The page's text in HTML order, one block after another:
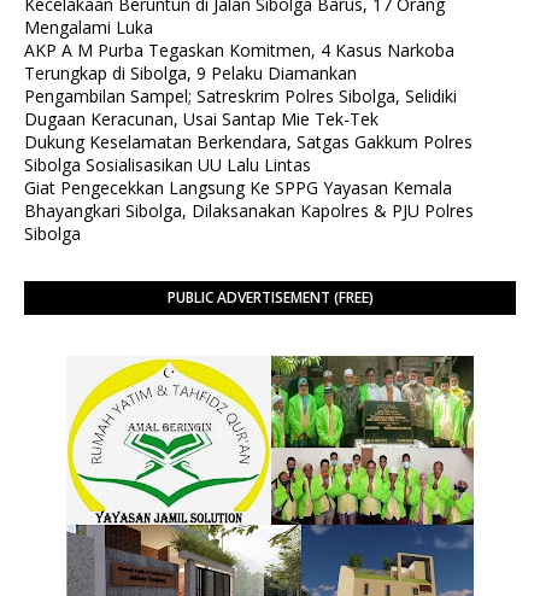
Mengalami Luka
AKP A M Purba Tegaskan Komitmen, 4 Kasus Narkoba
Terungkap di Sibolga, 9 Pelaku Diamankan
Pengambilan Sampel; Satreskrim Polres Sibolga, Selidiki
Dugaan Keracunan, Usai Santap Mie Tek-Tek
Dukung Keselamatan Berkendara, Satgas Gakkum Polres
Sibolga Sosialisasikan UU Lalu Lintas
Giat Pengecekkan Langsung Ke SPPG Yayasan Kemala
Bhayangkari Sibolga, Dilaksanakan Kapolres & PJU Polres
Sibolga
PUBLIC ADVERTISEMENT (FREE)